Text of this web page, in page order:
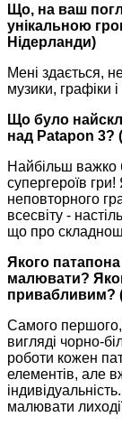
Що, на ваш
унікальною
Нідерланди)
Мені здається,
музики, графіки
Що було
над Patapon 3?
Найбільш важко
супергероїв
неповторного
всесвіту -
що про
Якого
малювати?
привабливим?
Самого
вигляді чорно-
роботи кожен
елементів, але
малювати